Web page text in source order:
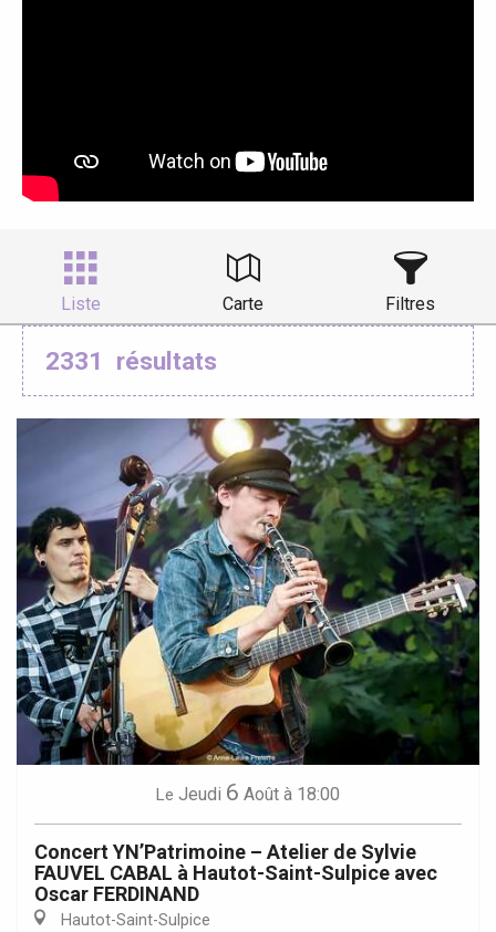
Liste Carte Filtres
2331 résultats
Le Jeudi 6 Août à 18:00
Concert YN’Patrimoine – Atelier de Sylvie
FAUVEL CABAL à Hautot-Saint-Sulpice avec
Oscar FERDINAND
Hautot-Saint-Sulpice